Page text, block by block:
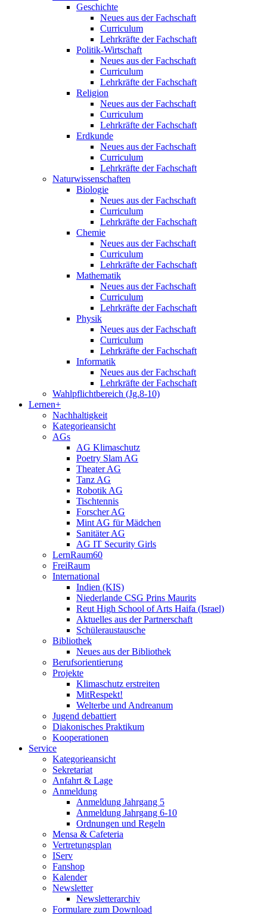
Geschichte
Neues aus der Fachschaft
Curriculum
Lehrkräfte der Fachschaft
Politik-Wirtschaft
Neues aus der Fachschaft
Curriculum
Lehrkräfte der Fachschaft
Religion
Neues aus der Fachschaft
Curriculum
Lehrkräfte der Fachschaft
Erdkunde
Neues aus der Fachschaft
Curriculum
Lehrkräfte der Fachschaft
Naturwissenschaften
Biologie
Neues aus der Fachschaft
Curriculum
Lehrkräfte der Fachschaft
Chemie
Neues aus der Fachschaft
Curriculum
Lehrkräfte der Fachschaft
Mathematik
Neues aus der Fachschaft
Curriculum
Lehrkräfte der Fachschaft
Physik
Neues aus der Fachschaft
Curriculum
Lehrkräfte der Fachschaft
Informatik
Neues aus der Fachschaft
Lehrkräfte der Fachschaft
Wahlpflichtbereich (Jg.8-10)
Lernen+
Nachhaltigkeit
Kategorieansicht
AGs
AG Klimaschutz
Poetry Slam AG
Theater AG
Tanz AG
Robotik AG
Tischtennis
Forscher AG
Mint AG für Mädchen
Sanitäter AG
AG IT Security Girls
LernRaum60
FreiRaum
International
Indien (KIS)
Niederlande CSG Prins Maurits
Reut High School of Arts Haifa (Israel)
Aktuelles aus der Partnerschaft
Schüleraustausche
Bibliothek
Neues aus der Bibliothek
Berufsorientierung
Projekte
Klimaschutz erstreiten
MitRespekt!
Welterbe und Andreanum
Jugend debattiert
Diakonisches Praktikum
Kooperationen
Service
Kategorieansicht
Sekretariat
Anfahrt & Lage
Anmeldung
Anmeldung Jahrgang 5
Anmeldung Jahrgang 6-10
Ordnungen und Regeln
Mensa & Cafeteria
Vertretungsplan
IServ
Fanshop
Kalender
Newsletter
Newsletterarchiv
Formulare zum Download